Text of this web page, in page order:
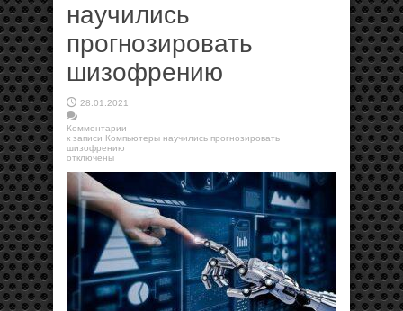
научились
прогнозировать
шизофрению
28.01.2021
Комментарии
к записи Компьютеры научились прогнозировать
шизофрению
отключены